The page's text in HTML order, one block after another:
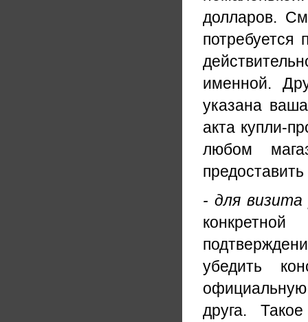
долларов.
потребуется
именной.
указана
акта купли-
любом
- для визита
убедить
друга.